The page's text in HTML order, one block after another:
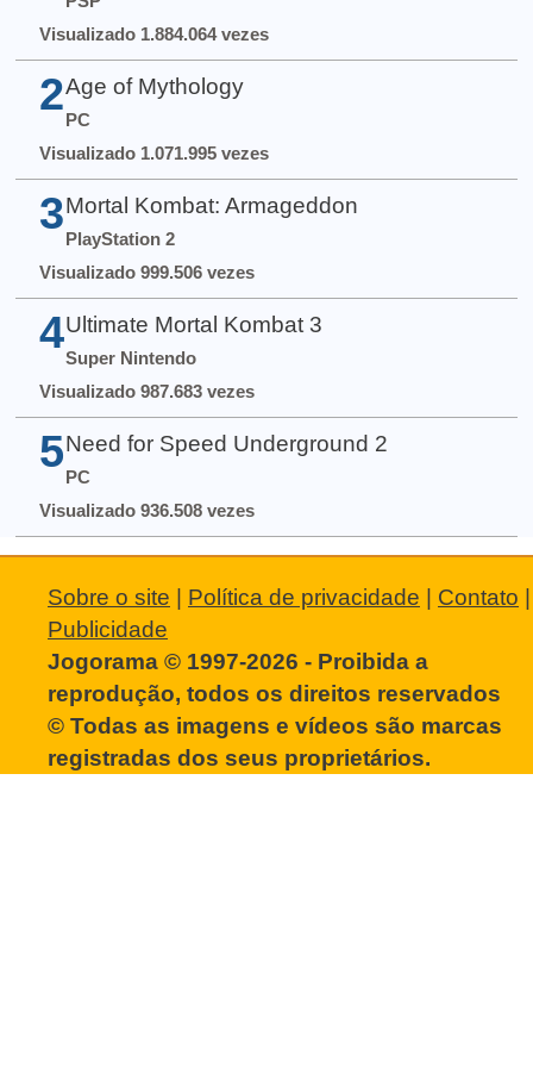
Visualizado 1.884.064 vezes
2 Age of Mythology
PC
Visualizado 1.071.995 vezes
3 Mortal Kombat: Armageddon
PlayStation 2
Visualizado 999.506 vezes
4 Ultimate Mortal Kombat 3
Super Nintendo
Visualizado 987.683 vezes
5 Need for Speed Underground 2
PC
Visualizado 936.508 vezes
Sobre o site | Política de privacidade | Contato |
Publicidade
Jogorama © 1997-2026 - Proibida a
reprodução, todos os direitos reservados
© Todas as imagens e vídeos são marcas
registradas dos seus proprietários.